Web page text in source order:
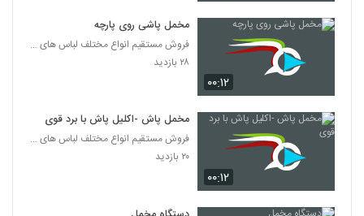
۰۰:۱۲
مخمل پاشی روی پارچه
فروش مستقیم انواع مختلف لباس های زنانه و دخترانه و
۲۸ بازدید
۰۰:۱۲
مخمل پاش -اکلیل پاش با برد قوی
فروش مستقیم انواع مختلف لباس های زنانه و دخترانه و
۲۰ بازدید